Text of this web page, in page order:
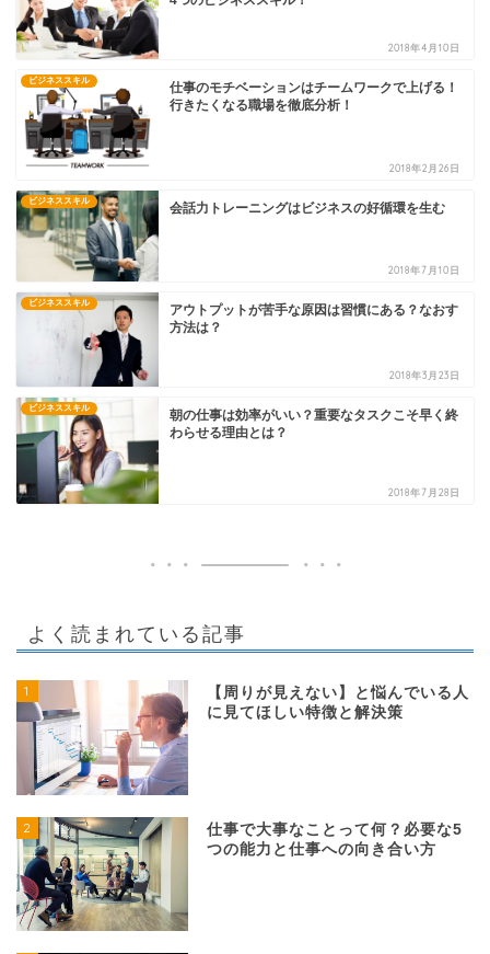
2018年4月10日
ビジネススキル
仕事のモチベーションはチームワークで上げる！
行きたくなる職場を徹底分析！
2018年2月26日
ビジネススキル 会話力トレーニングはビジネスの好循環を生む
2018年7月10日
ビジネススキル
アウトプットが苦手な原因は習慣にある？なおす
方法は？
2018年3月23日
ビジネススキル
朝の仕事は効率がいい？重要なタスクこそ早く終
わらせる理由とは？
2018年7月28日
よく読まれている記事
1
【周りが見えない】と悩んでいる人
に見てほしい特徴と解決策
2
仕事で大事なことって何？必要な5
つの能力と仕事への向き合い方